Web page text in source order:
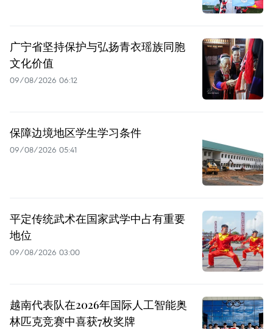
广宁省坚持保护与弘扬青衣瑶族同胞
文化价值
09/08/2026 06:12
保障边境地区学生学习条件
09/08/2026 05:41
平定传统武术在国家武学中占有重要
地位
09/08/2026 03:00
越南代表队在2026年国际人工智能奥
林匹克竞赛中喜获7枚奖牌